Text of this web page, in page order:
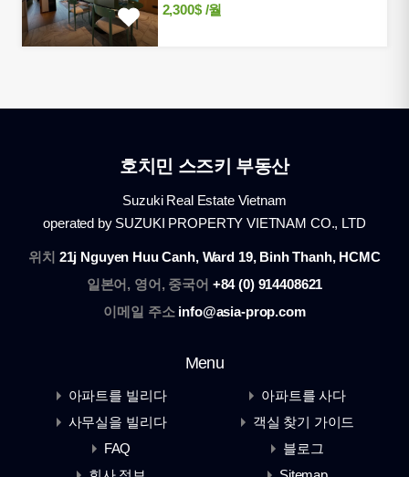
2,300$ /월
호치민 스즈키 부동산
Suzuki Real Estate Vietnam
operated by SUZUKI PROPERTY VIETNAM CO., LTD
위치 21j Nguyen Huu Canh, Ward 19, Binh Thanh, HCMC
일본어, 영어, 중국어 +84 (0) 914408621
이메일 주소 info@asia-prop.com
Menu
아파트를 빌리다
아파트를 사다
사무실을 빌리다
객실 찾기 가이드
FAQ
블로그